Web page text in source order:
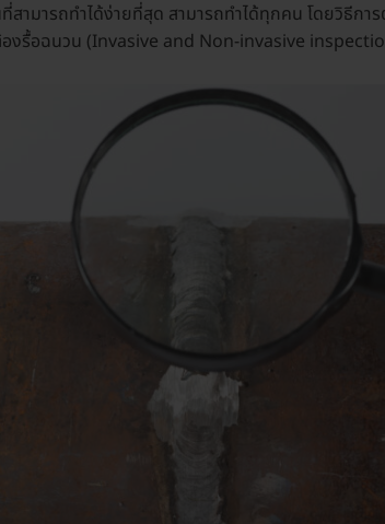
ามารถทำได้ง่ายที่สุด สามารถทำได้ทุกคน โดยวิธีกา
งรื้อฉนวน (Invasive and Non-invasive